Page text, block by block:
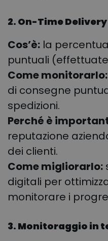
2. On-Time Delivery
Cos’è: la
puntuali
Come monitorarlo:
di consegne
spedizioni.
Perché è
reputazione
dei clienti.
Come migliorarlo:
digitali per
monitorare i
3. Monitoraggio in